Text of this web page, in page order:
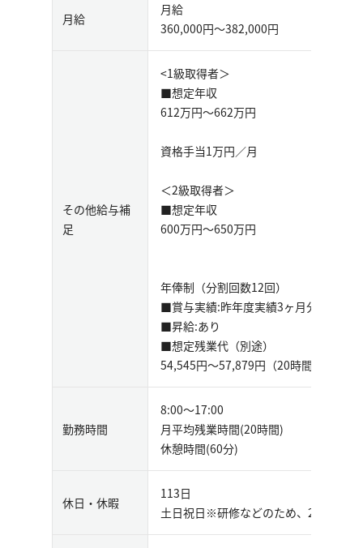
月給
月給
360,000円〜382,000円
その他給与補
足
<1級取得者＞
■想定年収
612万円〜662万円
資格手当1万円／月
＜2級取得者＞
■想定年収
600万円〜650万円
年俸制（分割回数12回）
■賞与実績:昨年度実績3ヶ⽉分
■昇給:あり
■想定残業代（別途）
54,545円～57,879円（20時間想定）
勤務時間
8:00〜17:00
月平均残業時間(20時間)
休憩時間(60分)
休日・休暇
113日
土日祝日※研修などのため、2か月に1